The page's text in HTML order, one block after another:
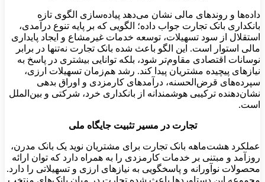
داده‌ها و روندهای مالی نشان می‌دهد پیاده‌سازی الگوی تازه
بانکداری بانک تجارت جواب داده؛ الگویی که بر پایه تنوع درآمدی،
استقلال از سود تسهیلات، توسعه خدمات غیرمشاع و ایجاد پایداری
مالی استوار است. این الگو باعث شده بانک تجارت نه‌تنها در برابر
نوسانات اقتصادی مقاوم‌تر شود، بلکه توانایی بیشتری در پاسخ به
نیازهای پیچیده مشتریان پیدا کند. رشد هم‌زمان تسهیلات ارزی،
سپرده‌های قرض‌الحسنه، درآمدهای کارمزدی و اوراق بدهی
نشان‌دهنده ترکیبی هوشمندانه از بانکداری خرد، شرکتی و بین‌الملل
است.
تجارت در مسیر تثبیت جایگاه ملی
عملکرد هشت‌ماهه بانک تجارت برای مشتریان نوید یک بانک مدرن،
روزآمد و مبتنی بر خدمات کارمزدی را به همراه دارد که توان ارائه
محصولات نوآورانه و پاسخگویی به نیازهای ارزی و تسهیلاتی را دارد.